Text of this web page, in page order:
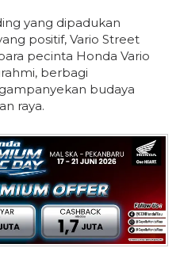
yang dipadukan
positif, Vario Street
pecinta Honda Vario
berbagi
budaya
raya.